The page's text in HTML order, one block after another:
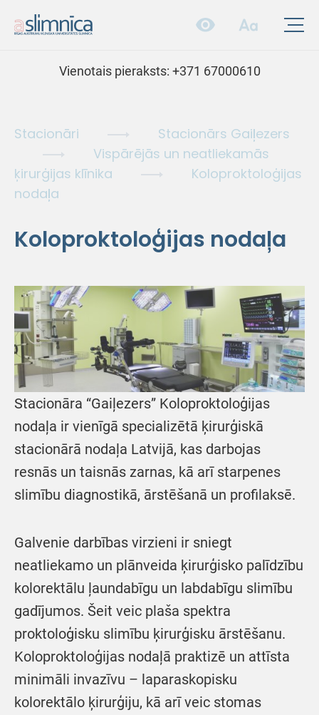
Vienotais pieraksts: +371 67000610
Stacionāri
Stacionārs Gaiļezers
Vispārējās un neatliekamās
ķirurģijas klīnika
Koloproktoloģijas
nodaļa
Koloproktoloģijas nodaļa
Stacionāra “Gaiļezers” Koloproktoloģijas
nodaļa ir vienīgā specializētā ķirurģiskā
stacionārā nodaļa Latvijā, kas darbojas
resnās un taisnās zarnas, kā arī starpenes
slimību diagnostikā, ārstēšanā un profilaksē.
Galvenie darbības virzieni ir sniegt
neatliekamo un plānveida ķirurģisko palīdzību
kolorektālu ļaundabīgu un labdabīgu slimību
gadījumos. Šeit veic plaša spektra
proktoloģisku slimību ķirurģisku ārstēšanu.
Koloproktoloģijas nodaļā praktizē un attīsta
minimāli invazīvu – laparaskopisku
kolorektālo ķirurģiju, kā arī veic stomas